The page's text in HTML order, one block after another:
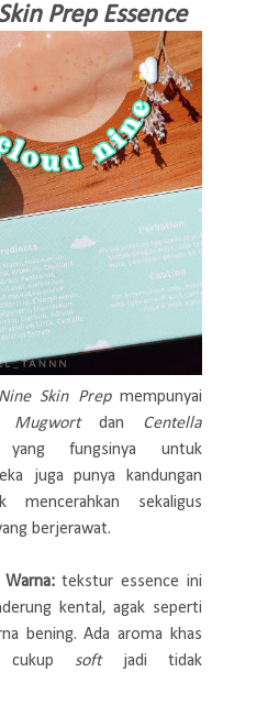
Prep Essence
Skin Prepmempunyai
Mugwort dan Centella
fungsinya untuk
juga punya kandungan
mencerahkan sekaligus
berjerawat.
Warna:tekstur essence ini
kental, agak seperti
bening. Ada aroma khas
cukup soft jadi tidak